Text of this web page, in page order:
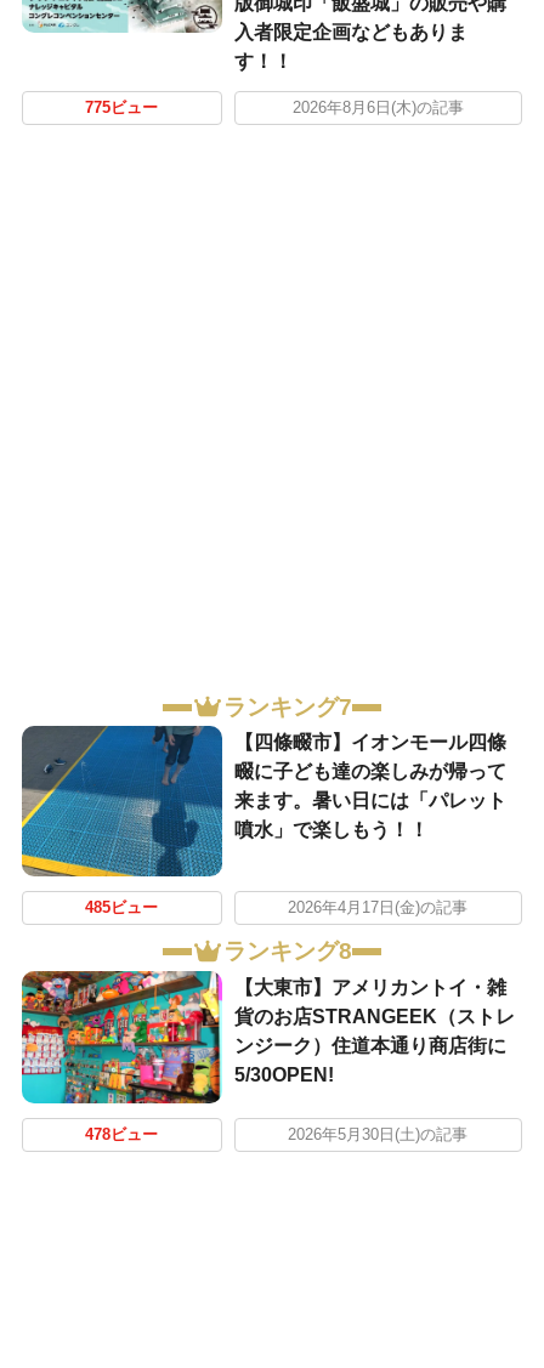
入者限定企画などもありま
す！！
775ビュー 2026年8月6日(木)の記事
ランキング7
【四條畷市】イオンモール四條
畷に子ども達の楽しみが帰って
来ます。暑い日には「パレット
噴水」で楽しもう！！
485ビュー 2026年4月17日(金)の記事
ランキング8
【大東市】アメリカントイ・雑
貨のお店STRANGEEK（ストレ
ンジーク）住道本通り商店街に
5/30OPEN!
478ビュー 2026年5月30日(土)の記事